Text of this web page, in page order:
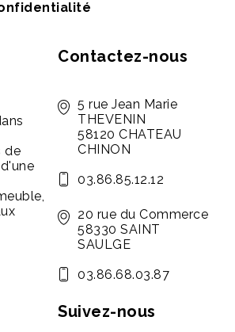
de
Contactez-nous
5 rue Jean Marie
THEVENIN
58120 CHATEAU
CHINON
03.86.85.12.12
20 rue du Commerce
58330 SAINT
SAULGE
03.86.68.03.87
Suivez-nous